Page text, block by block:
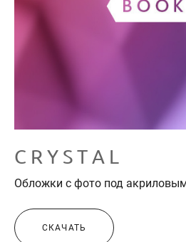
C R Y S T A L
Обложки с фото под
СКАЧАТЬ